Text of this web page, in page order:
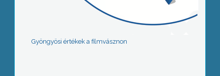
Gyöngyösi értékek a filmvásznon